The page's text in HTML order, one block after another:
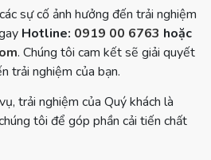
sự cố ảnh hưởng đến trải nghiệm
Hotline: 0919 00 6763 hoặc
. Chúng tôi cam kết sẽ giải quyết
trải nghiệm của bạn.
trải nghiệm của Quý khách là
tôi để góp phần cải tiến chất